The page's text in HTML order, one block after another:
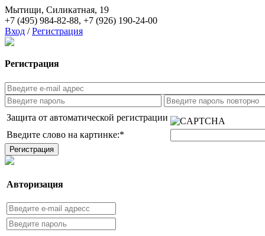
Мытищи, Силикатная, 19
+7 (495) 984-82-88, +7 (926) 190-24-00
Вход / Регистрация
Регистрация
Защита от автоматической регистрации
Введите слово на картинке:*
Авторизация